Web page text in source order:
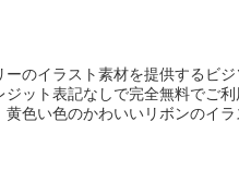
のイラスト素材を提供するビ
ット表記なしで完全無料でご
色い色のかわいいリボンのイラ